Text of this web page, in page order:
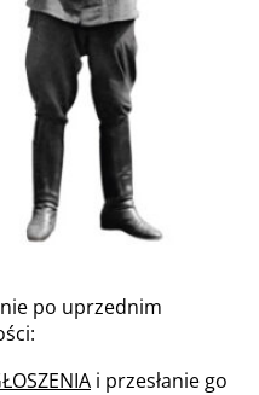
po uprzednim
i przesłanie go